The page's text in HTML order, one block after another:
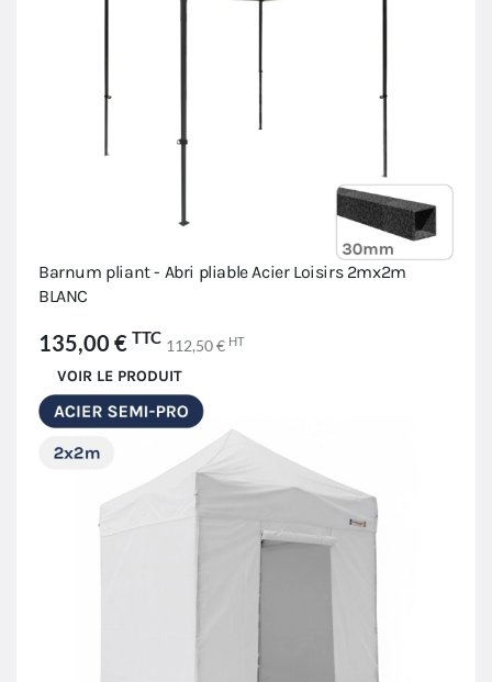
Barnum pliant - Abri pliable Acier Loisirs 2mx2m
BLANC
135,00 € TTC 112,50 € HT
VOIR LE PRODUIT